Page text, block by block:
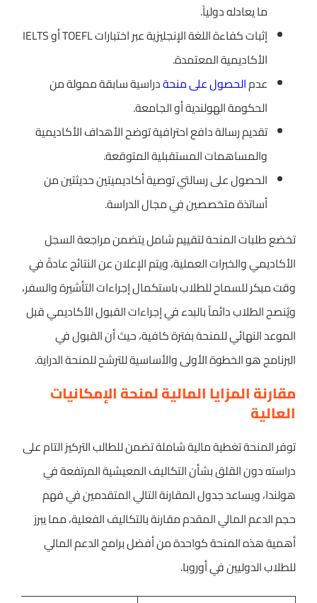
ما يعادله دولياً.
إثبات كفاءة اللغة الإنجليزية عبر اختبارات TOEFL أو IELTS
الأكاديمية المعتمدة.
عدمالحصول على منحةدراسية سابقة ممولة من
الحكومة الهولندية أو الجامعة.
تقديم رسالة دافع احترافية توضح الأهداف الأكاديمية
والمساهمات المستقبلية المتوقعة.
الحصول على رسالتي توصية أكاديميتين حديثتين من
أساتذة متخصصين في مجال الدراسة.
تخضع طلبات المنحة لتقييم شامل يتضمن مراجعة السجل
الأكاديمي والخبرات العملية، ويتم الإعلان عن النتائج عادةً في
وقت مبكر للسماح للطلاب باستكمال إجراءات التأشيرة والسفر،
ويُنصح الطلاب دائماً بالبدء في إجراءات القبول الأكاديمي قبل
الموعد النهائي للمنحة بفترة كافية، حيث أن القبول في
البرنامج هو الخطوة الأولى والأساسية للترشح للمنحة الدراية.
مقارنة المزايا المالية لمنحة الإمكانيات
العالية
توفر المنحة تغطية مالية شاملة تضمن للطالب التركيز التام على
دراسته دون القلق بشأن التكاليف المعيشية المرتفعة في
هولندا، ويساعد جدول المقارنة التالي المتقدمين في فهم
حجم الدعم المالي المقدم مقارنة بالتكاليف الفعلية، مما يبرز
أهمية هذه المنحة كواحدة من أفضل برامج الدعم المالي
للطلاب الدوليين في أوروبا.